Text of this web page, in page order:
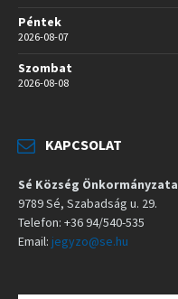
Péntek
2026-08-07
Szombat
2026-08-08
KAPCSOLAT
Sé Község Önkormányzata
9789 Sé, Szabadság u. 29.
Telefon: +36 94/540-535
Email: jegyzo@se.hu